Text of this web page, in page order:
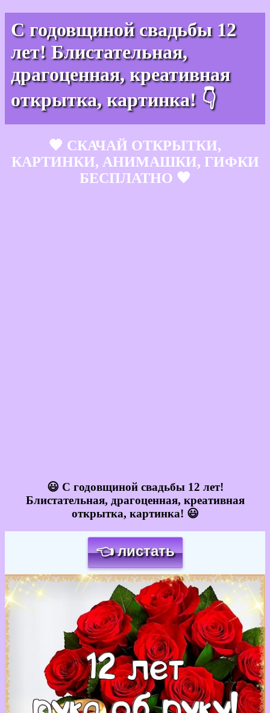
С годовщиной свадьбы 12
лет! Блистательная,
драгоценная, креативная
открытка, картинка! 👇
🧡 СКАЧАЙ ОТКРЫТКИ,
КАРТИНКИ, АНИМАШКИ, ГИФКИ
БЕСПЛАТНО 🧡
😃 С годовщиной свадьбы 12 лет!
Блистательная, драгоценная, креативная
открытка, картинка! 😃
👈 листать
Загрузка картинки...